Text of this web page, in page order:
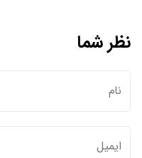
نظر شما